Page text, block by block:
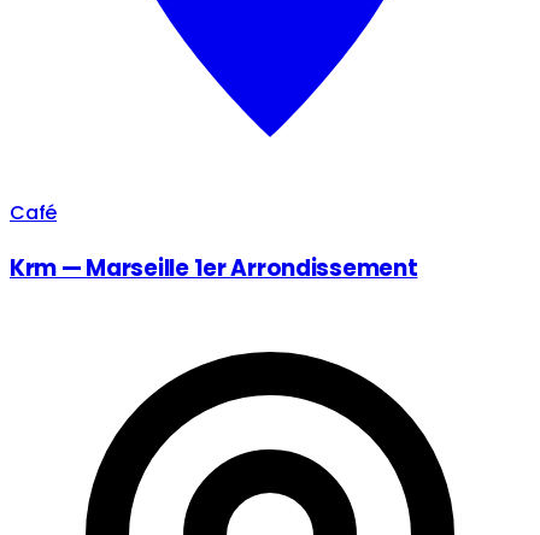
Café
Krm — Marseille 1er Arrondissement